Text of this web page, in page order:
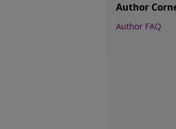
Author
Author FAQ